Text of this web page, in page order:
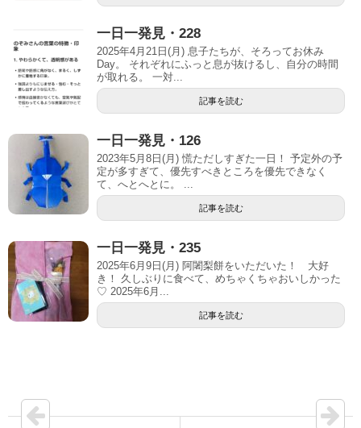
一日一発見・228
2025年4月21日(月) 息子たちが、そろってお休み
Day。 それぞれにふっと息が抜けるし、自分の時間
が取れる。 一対...
記事を読む
一日一発見・126
2023年5月8日(月) 慌ただしすぎた一日！ 予定外の予
定が多すぎて、優先すべきところを優先できなく
て、へとへとに。 ...
記事を読む
一日一発見・235
2025年6月9日(月) 阿闍梨餅をいただいた！ 大好
き！ 久しぶりに食べて、めちゃくちゃおいしかった
♡ 2025年6月...
記事を読む